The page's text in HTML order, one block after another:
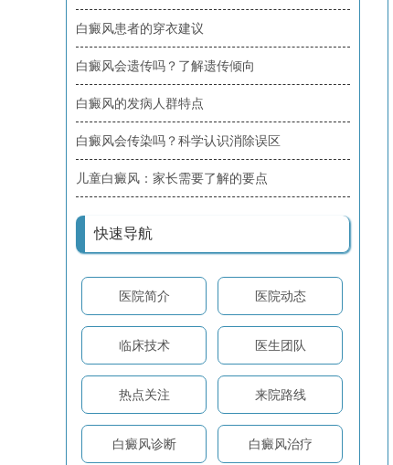
白癜风患者的穿衣建议
白癜风会遗传吗？了解遗传倾向
白癜风的发病人群特点
白癜风会传染吗？科学认识消除误区
儿童白癜风：家长需要了解的要点
快速导航
医院简介 医院动态
临床技术 医生团队
热点关注 来院路线
白癜风诊断 白癜风治疗